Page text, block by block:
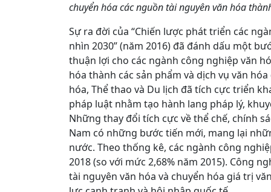
chuyển hóa các nguồn tài nguyên văn hóa
Sự ra đời của “Chiến lược phát triển các
nhìn 2030” (năm 2016) đã đánh dấu một
thuận lợi cho các ngành công nghiệp văn
hóa thành các sản phẩm và dịch vụ văn
hóa, Thể thao và Du lịch đã tích cực triển
pháp luật nhằm tạo hành lang pháp lý,
Những thay đổi tích cực về thể chế, chính
Nam có những bước tiến mới, mang lại
nước. Theo thống kê, các ngành công
2018 (so với mức 2,68% năm 2015). Công
tài nguyên văn hóa và chuyển hóa giá trị